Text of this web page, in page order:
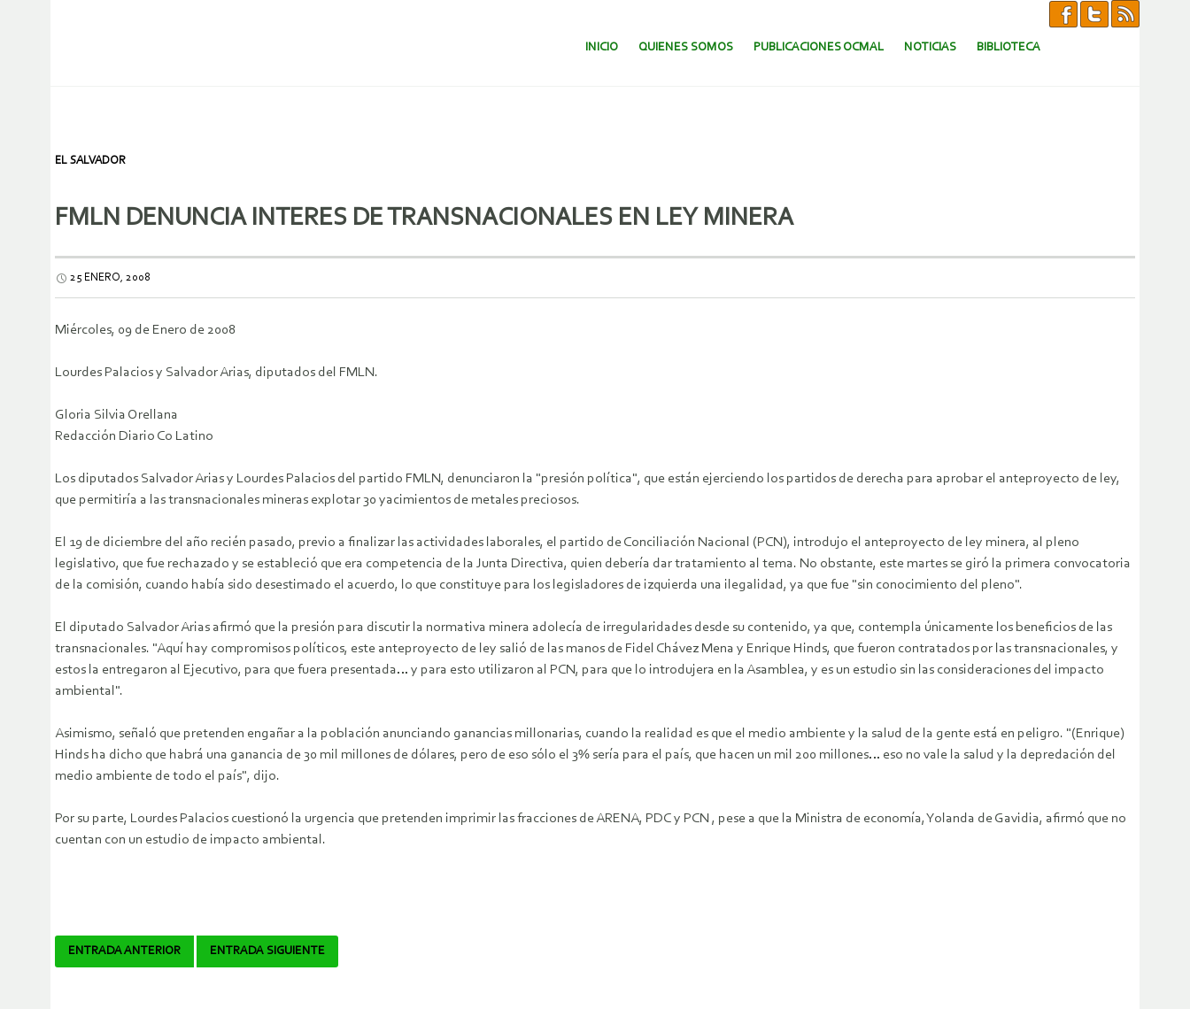
SALTAR AL CONTENIDO.
INICIO QUIENES SOMOS PUBLICACIONES OCMAL NOTICIAS BIBLIOTECA
EL SALVADOR
FMLN DENUNCIA INTERES DE TRANSNACIONALES EN LEY MINERA
25 ENERO, 2008
Miércoles, 09 de Enero de 2008
Lourdes Palacios y Salvador Arias, diputados del FMLN.
Gloria Silvia Orellana
Redacción Diario Co Latino
Los diputados Salvador Arias y Lourdes Palacios del partido FMLN, denunciaron la "presión política", que están ejerciendo los partidos de derecha para aprobar el anteproyecto de ley,
que permitiría a las transnacionales mineras explotar 30 yacimientos de metales preciosos.
El 19 de diciembre del año recién pasado, previo a finalizar las actividades laborales, el partido de Conciliación Nacional (PCN), introdujo el anteproyecto de ley minera, al pleno
legislativo, que fue rechazado y se estableció que era competencia de la Junta Directiva, quien debería dar tratamiento al tema. No obstante, este martes se giró la primera convocatoria
de la comisión, cuando había sido desestimado el acuerdo, lo que constituye para los legisladores de izquierda una ilegalidad, ya que fue "sin conocimiento del pleno".
El diputado Salvador Arias afirmó que la presión para discutir la normativa minera adolecía de irregularidades desde su contenido, ya que, contempla únicamente los beneficios de las
transnacionales. "Aquí hay compromisos políticos, este anteproyecto de ley salió de las manos de Fidel Chávez Mena y Enrique Hinds, que fueron contratados por las transnacionales, y
estos la entregaron al Ejecutivo, para que fuera presentada… y para esto utilizaron al PCN, para que lo introdujera en la Asamblea, y es un estudio sin las consideraciones del impacto
ambiental".
Asimismo, señaló que pretenden engañar a la población anunciando ganancias millonarias, cuando la realidad es que el medio ambiente y la salud de la gente está en peligro. "(Enrique)
Hinds ha dicho que habrá una ganancia de 30 mil millones de dólares, pero de eso sólo el 3% sería para el país, que hacen un mil 200 millones… eso no vale la salud y la depredación del
medio ambiente de todo el país", dijo.
Por su parte, Lourdes Palacios cuestionó la urgencia que pretenden imprimir las fracciones de ARENA, PDC y PCN , pese a que la Ministra de economía, Yolanda de Gavidia, afirmó que no
cuentan con un estudio de impacto ambiental.
Navegador
ENTRADA ANTERIOR ENTRADA SIGUIENTE